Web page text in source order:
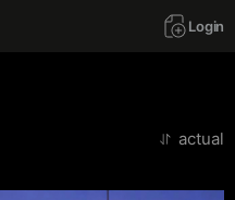
Login
actual